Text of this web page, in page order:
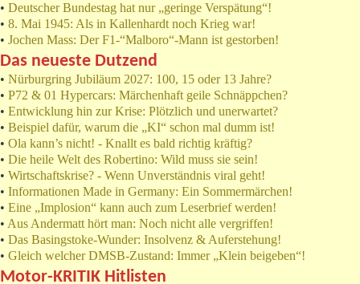
• Deutscher Bundestag hat nur „geringe Verspätung“!
• 8. Mai 1945: Als in Kallenhardt noch Krieg war!
• Jochen Mass: Der F1-“Malboro“-Mann ist gestorben!
Das neueste Dutzend
• Nürburgring Jubiläum 2027: 100, 15 oder 13 Jahre?
• P72 & 01 Hypercars: Märchenhaft geile Schnäppchen?
• Entwicklung hin zur Krise: Plötzlich und unerwartet?
• Beispiel dafür, warum die „KI“ schon mal dumm ist!
• Ola kann’s nicht! - Knallt es bald richtig kräftig?
• Die heile Welt des Robertino: Wild muss sie sein!
• Wirtschaftskrise? - Wenn Unverständnis viral geht!
• Informationen Made in Germany: Ein Sommermärchen!
• Eine „Implosion“ kann auch zum Leserbrief werden!
• Aus Andermatt hört man: Noch nicht alle vergriffen!
• Das Basingstoke-Wunder: Insolvenz & Auferstehung!
• Gleich welcher DMSB-Zustand: Immer „Klein beigeben“!
Motor-KRITIK Hitlisten